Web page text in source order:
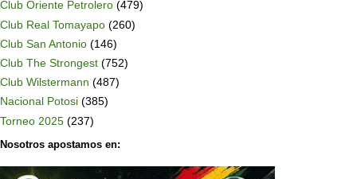
Club Oriente Petrolero (479)
Club Real Tomayapo (260)
Club San Antonio (146)
Club The Strongest (752)
Club Wilstermann (487)
Nacional Potosi (385)
Torneo 2025 (237)
Nosotros apostamos en: